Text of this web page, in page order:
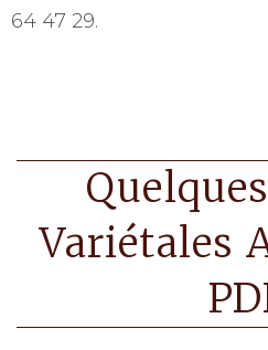
64 47 29.
Variétales